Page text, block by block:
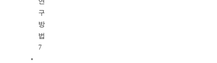
구
방
법
7